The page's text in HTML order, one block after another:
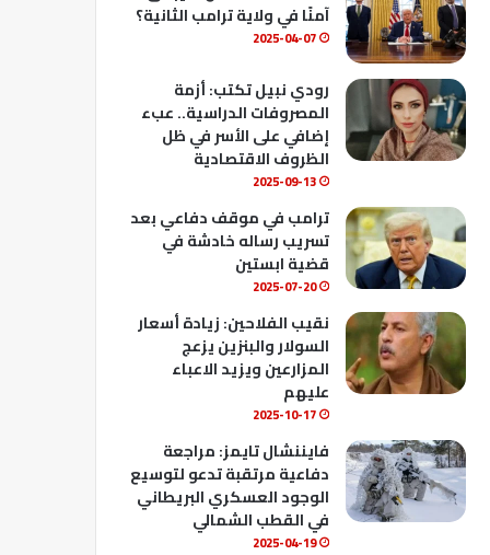
b
e
آمنًا في ولاية ترامب الثانية؟
2025-04-07
رودي نبيل تكتب: أزمة
المصروفات الدراسية.. عبء
إضافي على الأسر في ظل
الظروف الاقتصادية
2025-09-13
ترامب في موقف دفاعي بعد
تسريب رساله خادشة في
قضية ابستين
2025-07-20
نقيب الفلاحين: زيادة أسعار
السولار والبنزين يزعج
المزارعين ويزيد الاعباء
عليهم
2025-10-17
فايننشال تايمز: مراجعة
دفاعية مرتقبة تدعو لتوسيع
الوجود العسكري البريطاني
في القطب الشمالي
2025-04-19